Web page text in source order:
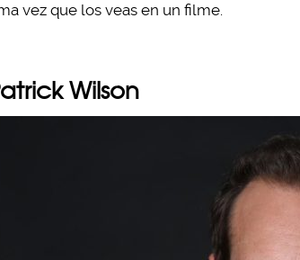
vez que los veas en un filme.
Wilson